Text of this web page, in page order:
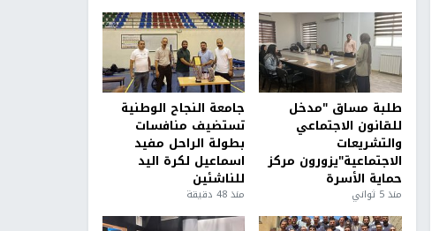
طلبة مساق "مدخل
للقانون الاجتماعي
والتشريعات
الاجتماعية"يزورون مركز
حماية الأسرة
منذ 5 ثواني
جامعة النجاح الوطنية
تستضيف منافسات
بطولة الراحل مفيد
اسماعيل لكرة اليد
للناشئين
منذ 48 دقيقة